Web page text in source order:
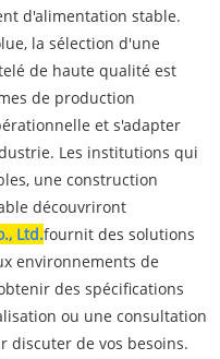
d'alimentation stable.
la sélection d'une
de haute qualité est
de production
et s'adapter
Les institutions qui
une construction
découvriront
Ltd.fournit des solutions
environnements de
des spécifications
ou une consultation
discuter de vos besoins.